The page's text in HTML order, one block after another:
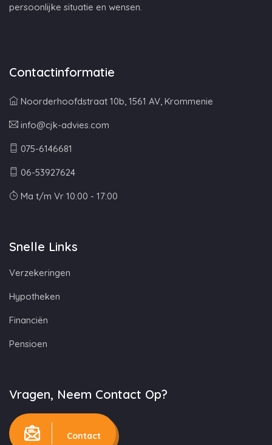
persoonlijke situatie en wensen.
Contactinformatie
Noorderhoofdstraat 10b, 1561 AV, Krommenie
info@cjk-advies.com
075-6146681
06-53927624
Ma t/m Vr 10:00 - 17:00
Snelle Links
Verzekeringen
Hypotheken
Financiën
Pensioen
Vragen, Neem Contact Op?
Contact